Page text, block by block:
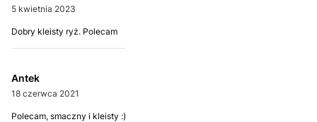
5 kwietnia 2023
Dobry kleisty ryż. Polecam
Antek
18 czerwca 2021
Polecam, smaczny i kleisty :)